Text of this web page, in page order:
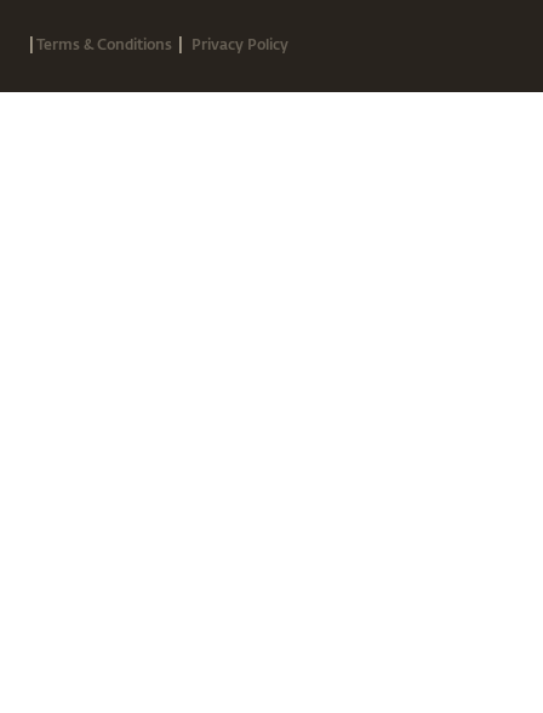
|Terms & Conditions | Privacy Policy